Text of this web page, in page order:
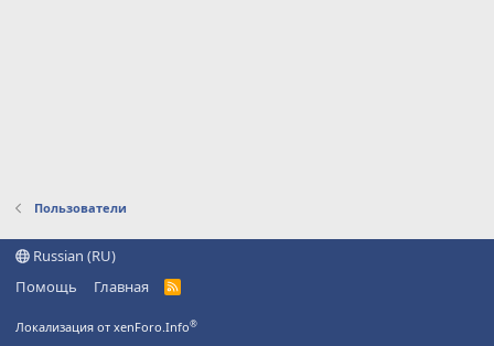
Пользователи
Russian (RU)
Помощь
Главная
R
Локализация от xenForo.Info®